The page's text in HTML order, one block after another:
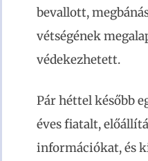
bevallott,
vétségének
védekezhetett.
Pár héttel később
éves fiatalt,
információkat, és